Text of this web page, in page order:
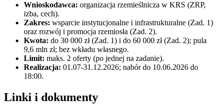
Wnioskodawca: organizacja rzemieślnicza w KRS (ZRP,
izba, cech).
Zakres: wsparcie instytucjonalne i infrastrukturalne (Zad. 1)
oraz rozwój i promocja rzemiosła (Zad. 2).
Kwota: do 30 000 zł (Zad. 1) i do 60 000 zł (Zad. 2); pula
9,6 mln zł; bez wkładu własnego.
Limit: maks. 2 oferty (po jednej na zadanie).
Realizacja: 01.07-31.12.2026; nabór do 10.06.2026 do
18:00.
Linki i dokumenty